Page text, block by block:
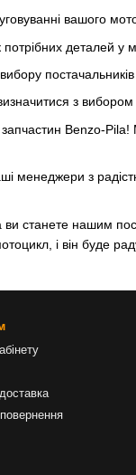
вашого
деталей у
постачальників
з вибором
Benzo-
з
станете нашим
і він буде